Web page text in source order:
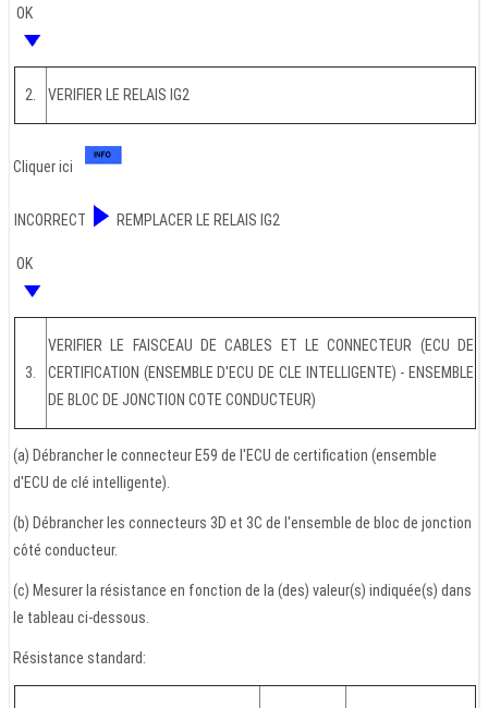
OK
2. VERIFIER LE RELAIS IG2
Cliquer ici
INCORRECT REMPLACER LE RELAIS IG2
OK
3.
VERIFIER LE FAISCEAU DE CABLES ET LE CONNECTEUR (ECU DE
CERTIFICATION (ENSEMBLE D'ECU DE CLE INTELLIGENTE) - ENSEMBLE
DE BLOC DE JONCTION COTE CONDUCTEUR)
(a) Débrancher le connecteur E59 de l'ECU de certification (ensemble
d'ECU de clé intelligente).
(b) Débrancher les connecteurs 3D et 3C de l'ensemble de bloc de jonction
côté conducteur.
(c) Mesurer la résistance en fonction de la (des) valeur(s) indiquée(s) dans
le tableau ci-dessous.
Résistance standard: